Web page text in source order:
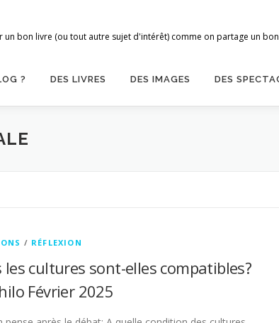
bon livre (ou tout autre sujet d'intérêt) comme on partage un
? DES LIVRES DES IMAGES DES
/ RÉFLEXION
les cultures sont-elles compatibles?
Février 2025